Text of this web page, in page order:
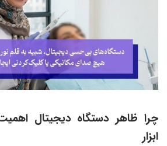
چرا ظاهر دستگاه دیجیتال
ابزار